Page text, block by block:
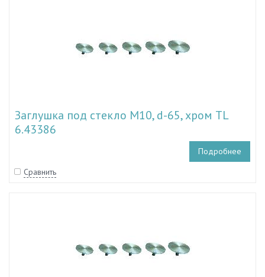
Заглушка под стекло М10, d-65, хром TL
6.43386
Подробнее
Сравнить